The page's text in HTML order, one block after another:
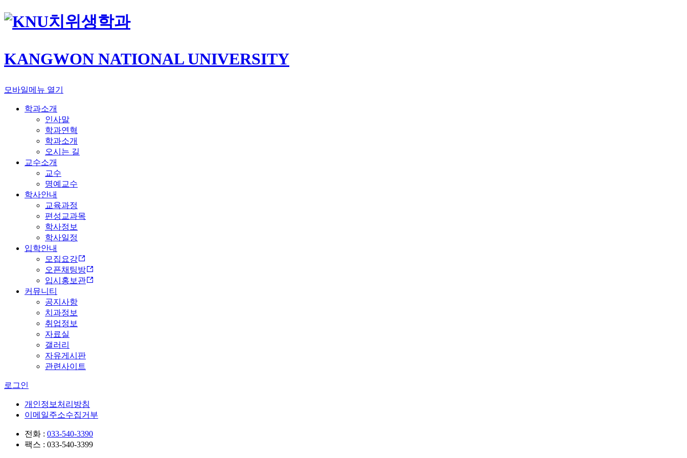
치위생학과
KANGWON NATIONAL UNIVERSITY
모바일메뉴 열기
학과소개
인사말
학과연혁
학과소개
오시는 길
교수소개
교수
명예교수
학사안내
교육과정
편성교과목
학사정보
학사일정
입학안내
모집요강
오픈채팅방
입시홍보관
커뮤니티
공지사항
치과정보
취업정보
자료실
갤러리
자유게시판
관련사이트
로그인
개인정보처리방침
이메일주소수집거부
전화 : 033-540-3390
팩스 : 033-540-3399